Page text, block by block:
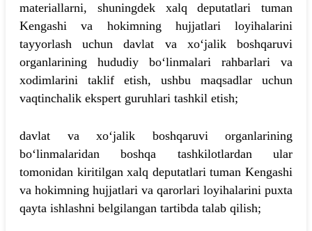
materiallarni, shuningdek xalq deputatlari tuman
Kengashi va hokimning hujjatlari loyihalarini
tayyorlash uchun davlat va xo‘jalik boshqaruvi
organlarining hududiy bo‘linmalari rahbarlari va
xodimlarini taklif etish, ushbu maqsadlar uchun
vaqtinchalik ekspert guruhlari tashkil etish;
davlat va xo‘jalik boshqaruvi organlarining
bo‘linmalaridan boshqa tashkilotlardan ular
tomonidan kiritilgan xalq deputatlari tuman Kengashi
va hokimning hujjatlari va qarorlari loyihalarini puxta
qayta ishlashni belgilangan tartibda talab qilish;